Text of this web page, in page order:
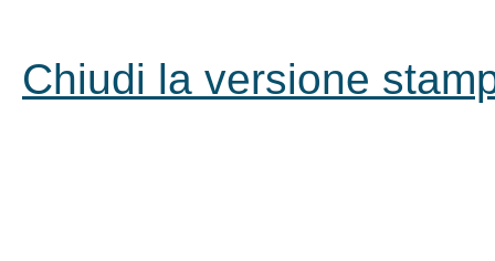
Chiudi la versione